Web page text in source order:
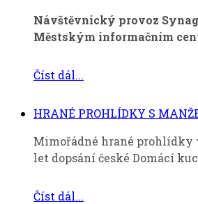
Návštěvnický provoz
Městským informačním
Číst dál...
HRANÉ PROHLÍDKY S
Mimořádné hrané prohlídky
let dopsání české Domácí
Číst dál...